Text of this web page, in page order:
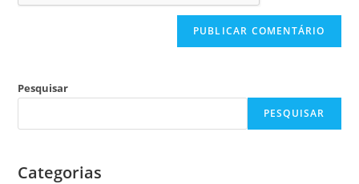
Pesquisar
PESQUISAR
Categorias